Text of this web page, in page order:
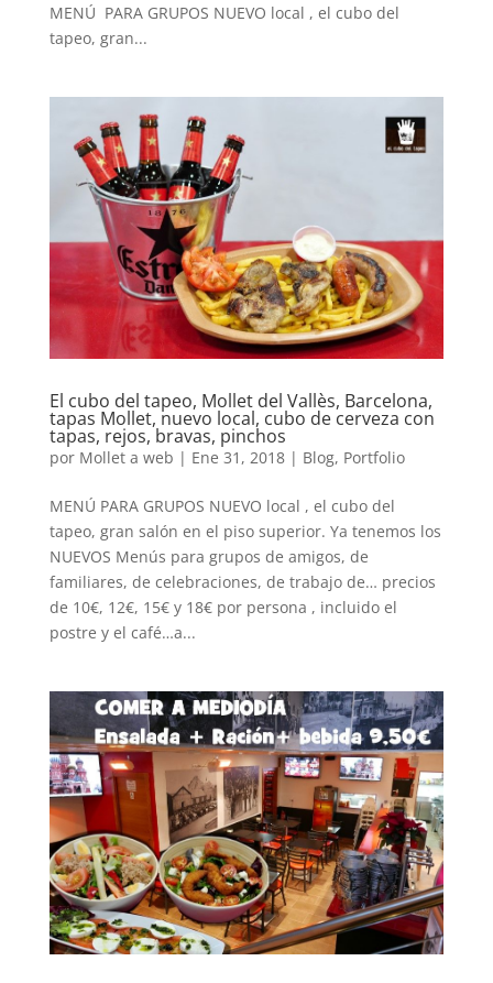
MENÚ PARA GRUPOS NUEVO local , el cubo del
tapeo, gran...
El cubo del tapeo, Mollet del Vallès, Barcelona,
tapas Mollet, nuevo local, cubo de cerveza con
tapas, rejos, bravas, pinchos
por Mollet a web | Ene 31, 2018| Blog, Portfolio
MENÚ PARA GRUPOS NUEVO local , el cubo del
tapeo, gran salón en el piso superior. Ya tenemos los
NUEVOS Menús para grupos de amigos, de
familiares, de celebraciones, de trabajo de… precios
de 10€, 12€, 15€ y 18€ por persona , incluido el
postre y el café…a...